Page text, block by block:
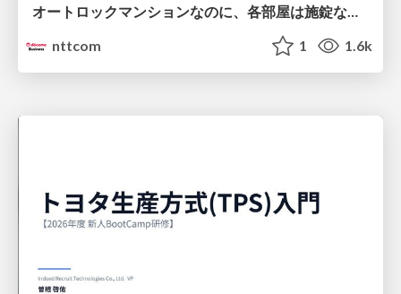
nttcom
1 1.6k